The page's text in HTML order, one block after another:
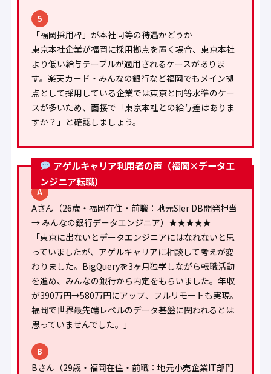
5
「福岡採用枠」が本社同等の待遇かどうか
東京本社企業が福岡に採用拠点を置く場合、東京本社
より低い給与テーブルが適用されるケースがありま
す。楽天カード・みんなの銀行など福岡でもメイン拠
点として採用している企業では東京と同等水準のケー
スが多いため、面接で「東京本社との給与差はありま
すか？」と確認しましょう。
アゲルキャリア利用者の声（福岡×データエ
ンジニア転職）
A
Aさん（26歳・福岡在住・前職：地元SIer DB開発担当
→ みんなの銀行データエンジニア）★★★★★
「東京に出ないとデータエンジニアにはなれないと思
っていましたが、アゲルキャリアに相談して考えが変
わりました。BigQueryを3ヶ月独学しながら転職活動
を進め、みんなの銀行から内定をもらいました。年収
が390万円→580万円にアップ、フルリモートも実現。
福岡で世界最先端レベルのデータ基盤に関われるとは
思っていませんでした。」
B
Bさん（29歳・福岡在住・前職：地元小売企業IT部門